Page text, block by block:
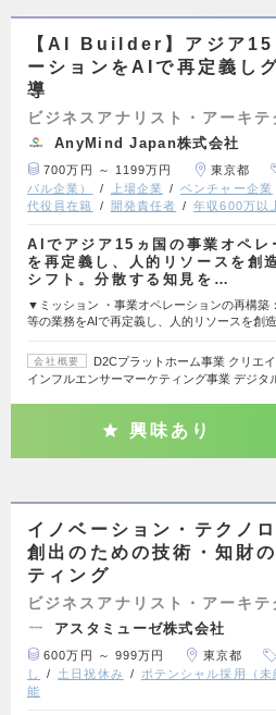
【AI Builder】アジア15
ーションをAIで再定義し
導
ビジネスアナリスト・アーキテ
AnyMind Japan株式会社
700万円 ～ 1199万円 東京都
バル企業）
上場企業 ベンチャー企業
代役員在籍
開発責任者 年収600万以
AIでアジア15ヵ国の事業オペレ
を再定義し、人的リソースを創
シフト。分散する知見を…
▼ミッション ・事業オペレーションの再構築
等の業務をAIで再定義し、人的リソースを創
会社概要
D2Cプラットホーム事業 クリエ
インフルエンサーマーケティング事業 デジタ
興味あり
イノベーション・テクノ
創出のための技術・知財
ティング
ビジネスアナリスト・アーキテ
アスタミューゼ株式会社
600万円 ～ 999万円 東京都
し
土日祝休み ポテンシャル採用（未
能